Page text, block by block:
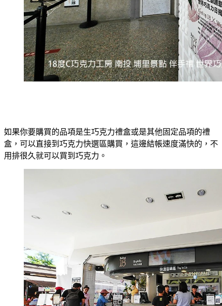
如果你要購買的品項是生巧克力禮盒或是其他固定品項的禮
盒，可以直接到巧克力快選區購買，這邊結帳速度滿快的，不
用排很久就可以買到巧克力。